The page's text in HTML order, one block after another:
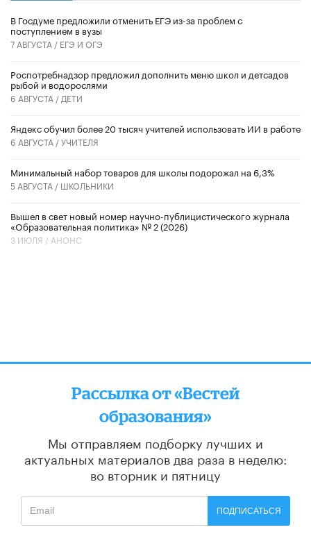
В Госдуме предложили отменить ЕГЭ из-за проблем с
поступлением в вузы
7 АВГУСТА / ЕГЭ И ОГЭ
Роспотребнадзор предложил дополнить меню школ и детсадов
рыбой и водорослями
6 АВГУСТА / ДЕТИ
​Яндекс обучил более 20 тысяч учителей использовать ИИ в работе
6 АВГУСТА /УЧИТЕЛЯ
Минимальный набор товаров для школы подорожал на 6,3%
5 АВГУСТА / ШКОЛЬНИКИ
Вышел в свет новый номер научно-публицистического журнала
«Образовательная политика» № 2 (2026)
3 ИЮЛЯ / АНОНС
Рассылка от «Вестей
образования»
Мы отправляем подборку лучших и
актуальных материалов два раза в неделю:
во вторник и пятницу
ПОДПИСАТЬСЯ